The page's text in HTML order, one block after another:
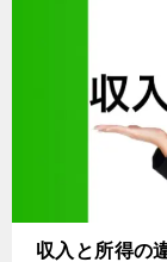
収入と所得の